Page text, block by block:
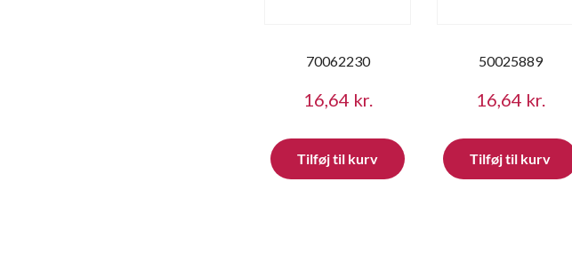
70062230
16,64 kr.
Tilføj til kurv
50025889
16,64 kr.
Tilføj til kurv